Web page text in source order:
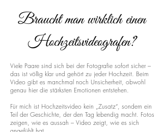
Braucht man wirklich einen
Hochzeitsvideografen?
Viele Paare sind sich bei der Fotografie sofort sicher –
das ist völlig klar und gehört zu jeder Hochzeit. Beim
Video gibt es manchmal noch Unsicherheit, obwohl
genau hier die stärksten Emotionen entstehen.
Für mich ist Hochzeitsvideo kein „Zusatz“, sondern ein
Teil der Geschichte, der den Tag lebendig macht. Fotos
zeigen, wie es aussah – Video zeigt, wie es sich